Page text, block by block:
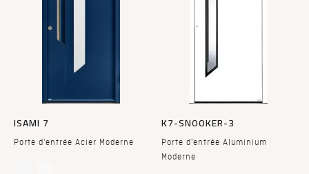
ISAMI 7
Porte d'entrée Acier Moderne
K7-SNOOKER-3
Porte d'entrée Aluminium
Moderne